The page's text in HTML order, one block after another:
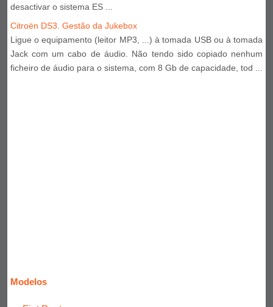
desactivar o sistema ES ...
Citroën DS3. Gestão da Jukebox
Ligue o equipamento (leitor MP3, ...) à tomada USB ou à tomada
Jack com um cabo de áudio. Não tendo sido copiado nenhum
ficheiro de áudio para o sistema, com 8 Gb de capacidade, tod ...
Modelos